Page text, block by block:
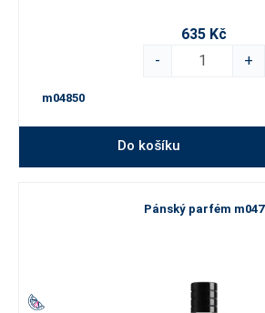
635 Kč
-
+
m04850
Do košíku
Pánský parfém m047